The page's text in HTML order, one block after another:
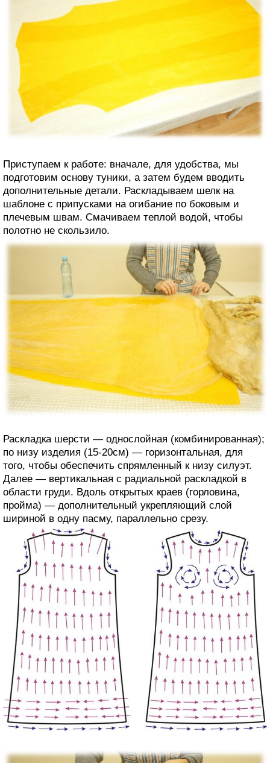
Приступаем к работе: вначале, для удобства, мы
подготовим основу туники, а затем будем вводить
дополнительные детали. Раскладываем шелк на
шаблоне с припусками на огибание по боковым и
плечевым швам. Смачиваем теплой водой, чтобы
полотно не скользило.
Раскладка шерсти — однослойная (комбинированная);
по низу изделия (15-20см) — горизонтальная, для
того, чтобы обеспечить спрямленный к низу силуэт.
Далее — вертикальная с радиальной раскладкой в
области груди. Вдоль открытых краев (горловина,
пройма) — дополнительный укрепляющий слой
шириной в одну пасму, параллельно срезу.